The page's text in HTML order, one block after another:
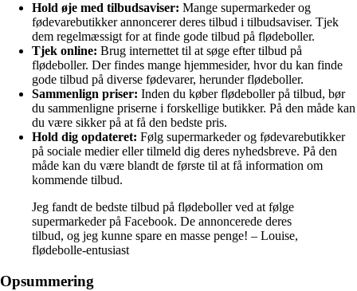
Hold øje med tilbudsaviser: Mange supermarkeder og
fødevarebutikker annoncerer deres tilbud i tilbudsaviser. Tjek
dem regelmæssigt for at finde gode tilbud på flødeboller.
Tjek online: Brug internettet til at søge efter tilbud på
flødeboller. Der findes mange hjemmesider, hvor du kan finde
gode tilbud på diverse fødevarer, herunder flødeboller.
Sammenlign priser: Inden du køber flødeboller på tilbud, bør
du sammenligne priserne i forskellige butikker. På den måde kan
du være sikker på at få den bedste pris.
Hold dig opdateret: Følg supermarkeder og fødevarebutikker
på sociale medier eller tilmeld dig deres nyhedsbreve. På den
måde kan du være blandt de første til at få information om
kommende tilbud.
Jeg fandt de bedste tilbud på flødeboller ved at følge
supermarkeder på Facebook. De annoncerede deres
tilbud, og jeg kunne spare en masse penge! – Louise,
flødebolle-entusiast
Opsummering